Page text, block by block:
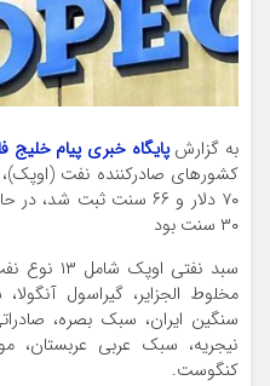
به گزارشپایگاه خبری پیام خلیج
کشورهای صادرکننده نفت
۳۰ سنت بود
سبد نفتی
مخلوط الجزایر، گیراسول
سنگین ایران، سبک بصره،
نیجریه، سبک عربی عربستان،
کنگوست.